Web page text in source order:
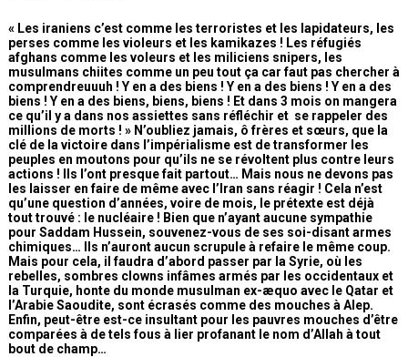
« Les iraniens c’est comme les terroristes et les lapidateurs, les
perses comme les violeurs et les kamikazes ! Les réfugiés
afghans comme les voleurs et les miliciens snipers, les
musulmans chiites comme un peu tout ça car faut pas chercher à
comprendreuuuh ! Y en a des biens ! Y en a des biens ! Y en a des
biens ! Y en a des biens, biens, biens ! Et dans 3 mois on mangera
ce qu’il y a dans nos assiettes sans réfléchir et se rappeler des
millions de morts ! » N’oubliez jamais, ô frères et sœurs, que la
clé de la victoire dans l’impérialisme est de transformer les
peuples en moutons pour qu’ils ne se révoltent plus contre leurs
actions ! Ils l’ont presque fait partout… Mais nous ne devons pas
les laisser en faire de même avec l’Iran sans réagir ! Cela n’est
qu’une question d’années, voire de mois, le prétexte est déjà
tout trouvé : le nucléaire ! Bien que n’ayant aucune sympathie
pour Saddam Hussein, souvenez-vous de ses soi-disant armes
chimiques… Ils n’auront aucun scrupule à refaire le même coup.
Mais pour cela, il faudra d’abord passer par la Syrie, où les
rebelles, sombres clowns infâmes armés par les occidentaux et
la Turquie, honte du monde musulman ex-æquo avec le Qatar et
l’Arabie Saoudite, sont écrasés comme des mouches à Alep.
Enfin, peut-être est-ce insultant pour les pauvres mouches d’être
comparées à de tels fous à lier profanant le nom d’Allah à tout
bout de champ…